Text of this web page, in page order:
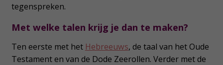
tegenspreken.
Met welke talen krijg je dan te maken?
Ten eerste met het Hebreeuws, de taal van het Oude
Testament en van de Dode Zeerollen. Verder met de